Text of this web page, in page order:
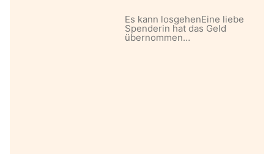
Es kann losgehenEine liebe
Spenderin hat das Geld
übernommen…